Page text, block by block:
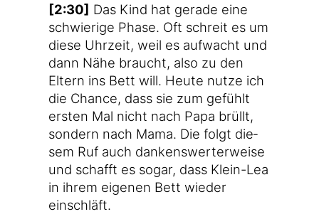
[2:30] Das Kind hat gera­de eine
schwie­ri­ge Pha­se. Oft schreit es um
die­se Uhr­zeit, weil es auf­wacht und
dann Nähe braucht, also zu den
Eltern ins Bett will. Heu­te nut­ze ich
die Chan­ce, dass sie zum gefühlt
ers­ten Mal nicht nach Papa brüllt,
son­dern nach Mama. Die folgt die­
sem Ruf auch dan­kens­wer­ter­wei­se
und schafft es sogar, dass Klein-Lea
in ihrem eige­nen Bett wie­der
einschläft.